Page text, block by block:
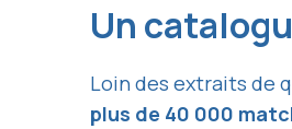
Un
Loin des extraits de
plus de 40 000